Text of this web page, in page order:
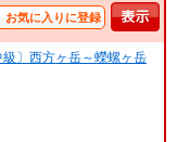
お気に入りに登録
級〕西方ヶ岳～蠑螺ヶ岳